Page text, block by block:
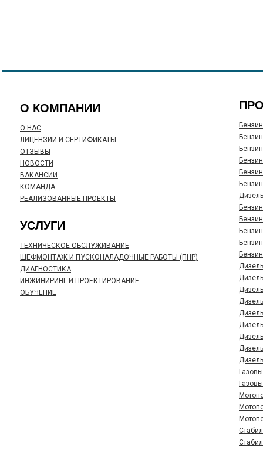
О КОМПАНИИ
О НАС
ЛИЦЕНЗИИ И СЕРТИФИКАТЫ
ОТЗЫВЫ
НОВОСТИ
ВАКАНСИИ
КОМАНДА
РЕАЛИЗОВАННЫЕ ПРОЕКТЫ
УСЛУГИ
ТЕХНИЧЕСКОЕ ОБСЛУЖИВАНИЕ
ШЕФМОНТАЖ И ПУСКОНАЛАДОЧНЫЕ РАБОТЫ (ПНР)
ДИАГНОСТИКА
ИНЖИНИРИНГ И ПРОЕКТИРОВАНИЕ
ОБУЧЕНИЕ